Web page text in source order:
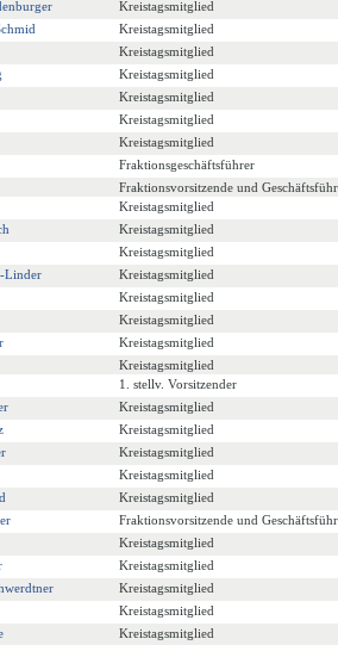
Kreistagsmitglied
Kreistagsmitglied
Kreistagsmitglied
Kreistagsmitglied
Kreistagsmitglied
Kreistagsmitglied
Kreistagsmitglied
Fraktionsgeschäftsführer
Fraktionsvorsitzende und
Kreistagsmitglied
Kreistagsmitglied
Kreistagsmitglied
Linder
Kreistagsmitglied
Kreistagsmitglied
Kreistagsmitglied
Kreistagsmitglied
Kreistagsmitglied
1. stellv. Vorsitzender
Kreistagsmitglied
Kreistagsmitglied
Kreistagsmitglied
Kreistagsmitglied
Kreistagsmitglied
Fraktionsvorsitzende und
Kreistagsmitglied
Kreistagsmitglied
Kreistagsmitglied
Kreistagsmitglied
Kreistagsmitglied